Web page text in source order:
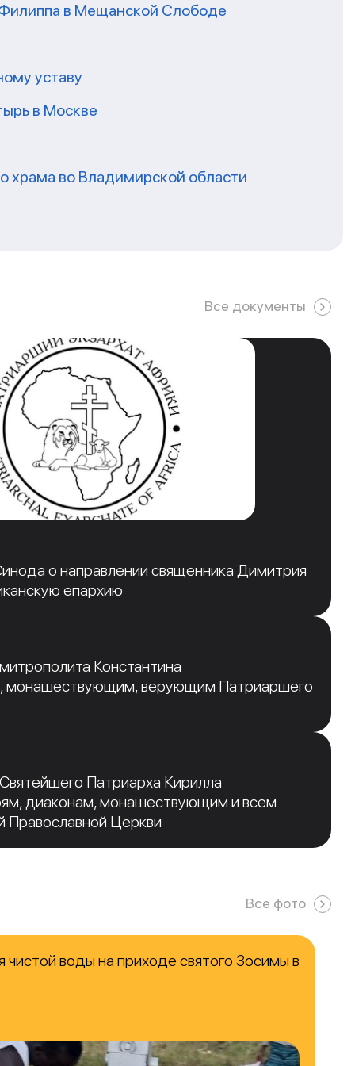
в Мещанской Слободе
уставу
в Москве
храма во Владимирской области
Все документы
о направлении священника Димитрия
епархию
Константина
монашествующим, верующим Патриаршего
Патриарха Кирилла
диаконам, монашествующим и всем
Православной Церкви
Все фото
воды на приходе святого Зосимы в